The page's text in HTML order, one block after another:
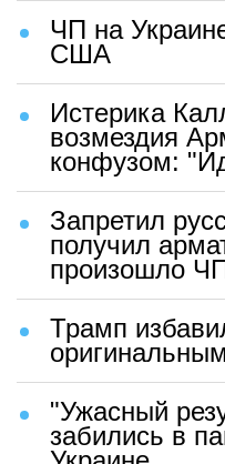
ЧП на
США
Истерика
возмездия
конфузом:
Запретил
получил
произошло
Трамп
"Ужасный
забились в